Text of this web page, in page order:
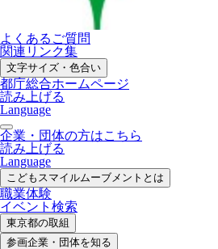
よくあるご質問
関連リンク集
文字サイズ・色合い
都庁総合ホームページ
読み上げる
Language
企業・団体の方はこちら
読み上げる
Language
こどもスマイルムーブメントとは
職業体験
イベント検索
東京都の取組
参画企業・ 団体を知る